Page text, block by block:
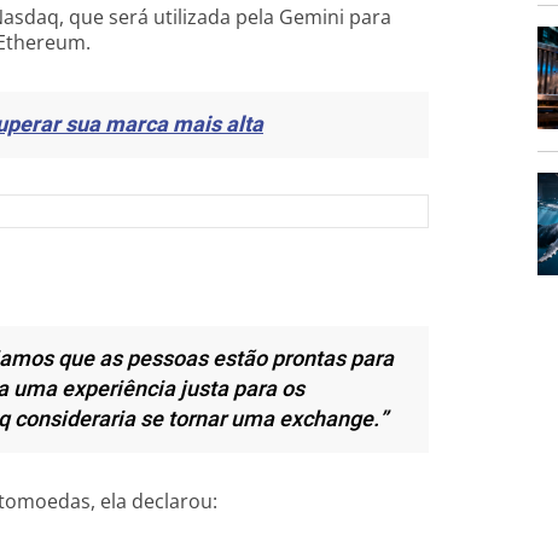
que será utilizada pela Gemini para
sua marca mais alta
que as pessoas estão prontas para
uma experiência justa para os
se tornar uma exchange.”
ela declarou: